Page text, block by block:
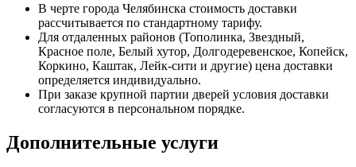
В черте города Челябинска стоимость доставки
рассчитывается по стандартному тарифу.
Для отдаленных районов (Тополинка, Звездный,
Красное поле, Белый хутор, Долгодеревенское, Копейск,
Коркино, Каштак, Лейк-сити и другие) цена доставки
определяется индивидуально.
При заказе крупной партии дверей условия доставки
согласуются в персональном порядке.
Дополнительные услуги